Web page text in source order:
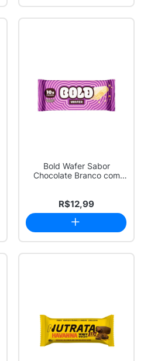
Bold Wafer Sabor
Chocolate Branco com
R$12,99